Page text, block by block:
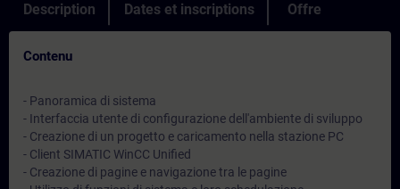
Description Dates et inscriptions Offre
Contenu
- Panoramica di sistema
- Interfaccia utente di configurazione dell'ambiente di sviluppo
- Creazione di un progetto e caricamento nella stazione PC
- Client SIMATIC WinCC Unified
- Creazione di pagine e navigazione tra le pagine